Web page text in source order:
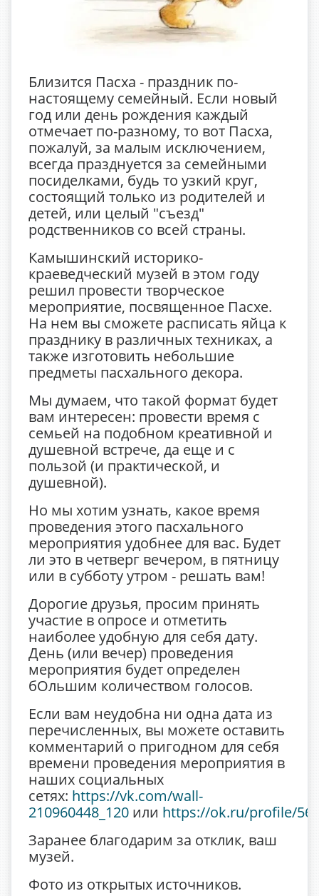
Близится Пасха - праздник по-
настоящему семейный. Если новый
год или день рождения каждый
отмечает по-разному, то вот Пасха,
пожалуй, за малым исключением,
всегда празднуется за семейными
посиделками, будь то узкий круг,
состоящий только из родителей и
детей, или целый "съезд"
родственников со всей страны.
Камышинский историко-
краеведческий музей в этом году
решил провести творческое
мероприятие, посвященное Пасхе.
На нем вы сможете расписать яйца к
празднику в различных техниках, а
также изготовить небольшие
предметы пасхального декора.
Мы думаем, что такой формат будет
вам интересен: провести время с
семьей на подобном креативной и
душевной встрече, да еще и с
пользой (и практической, и
душевной).
Но мы хотим узнать, какое время
проведения этого пасхального
мероприятия удобнее для вас. Будет
ли это в четверг вечером, в пятницу
или в субботу утром - решать вам!
Дорогие друзья, просим принять
участие в опросе и отметить
наиболее удобную для себя дату.
День (или вечер) проведения
мероприятия будет определен
бОльшим количеством голосов.
Если вам неудобна ни одна дата из
перечисленных, вы можете оставить
комментарий о пригодном для себя
времени проведения мероприятия в
наших социальных
сетях: https://vk.com/wall-
210960448_120 или https://ok.ru/profile/
Заранее благодарим за отклик, ваш
музей.
Фото из открытых источников.